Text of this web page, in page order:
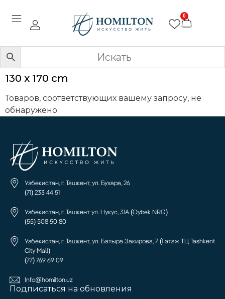
0
130 х 170 cm
Товаров, соответствующих вашему запросу, не
обнаружено.
Узбекистан, г. Ташкент, ул. Бухара, 26
(71) 233 44 51
Узбекистан, г. Ташкент ул. Нукус, 31А (Oybek NRG)
(55) 508 50 80
Узбекистан, г. Ташкент, ул. Батыра Закирова, 7 (1 этаж ТЦ Tashkent
City Mall)
(77) 769 69 09
Info@homilton.uz
Подписаться на обновления